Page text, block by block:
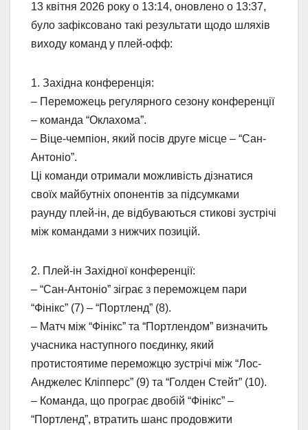
13 квітня 2026 року о 13:14, оновлено о 13:37,
було зафіксовано такі результати щодо шляхів
виходу команд у плей-офф:
1. Західна конференція:
– Переможець регулярного сезону конференції
– команда “Оклахома”.
– Віце-чемпіон, який посів друге місце – “Сан-
Антоніо”.
Ці команди отримали можливість дізнатися
своїх майбутніх опонентів за підсумками
раунду плей-ін, де відбуваються стикові зустрічі
між командами з нижчих позицій.
2. Плей-ін Західної конференції:
– “Сан-Антоніо” зіграє з переможцем пари
“Фінікс” (7) – “Портленд” (8).
– Матч між “Фінікс” та “Портлендом” визначить
учасника наступного поєдинку, який
протистоятиме переможцю зустрічі між “Лос-
Анджелес Кліпперс” (9) та “Голден Стейт” (10).
– Команда, що програє двобій “Фінікс” –
“Портленд”, втратить шанс продовжити